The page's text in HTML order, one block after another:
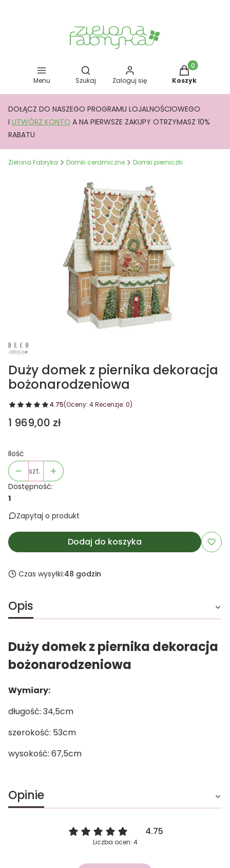
Menu
Otwórz wyszukiwarkę
Szukaj Zaloguj się
Produkty w
Koszyk
DOŁĄCZ DO NASZEGO PROGRAMU LOJALNOŚCIOWEGO
I UTWÓRZ KONTO A NA PIERWSZE ZAKUPY OTRZYMASZ 10%
RABATU
Zielona Fabryka Domki ceramiczne Domki pierniczki
Duży domek z piernika dekoracja
bożonarodzeniowa
4.75(Oceny: 4 Recenzje: 0)
Cena
1 969,00 zł
Ilość
szt.
Dostępność:
1
Zapytaj o produkt
Dodaj do koszyka
Czas wysyłki:48 godzin
Opis
Duży domek z piernika dekoracja
bożonarodzeniowa
Wymiary:
długość: 34,5cm
szerokość: 53cm
wysokość: 67,5cm
Opinie
4.75
Liczba ocen: 4